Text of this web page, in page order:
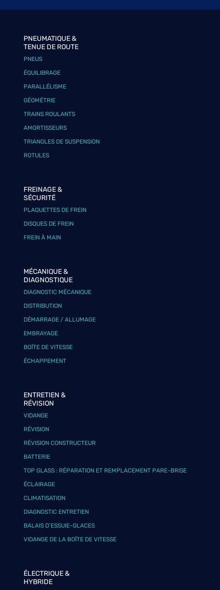
PNEUMATIQUE &
TENUE DE ROUTE
PNEUS
ÉQUILIBRAGE
PARALLÉLISME
GÉOMÉTRIE
TRAINS ROULANTS
AMORTISSEURS
TRIANGLES DE SUSPENSION
ROTULES
FREINAGE &
SÉCURITÉ
PLAQUETTES DE FREIN
DISQUES DE FREIN
FREIN À MAIN
MÉCANIQUE &
DIAGNOSTIQUE
DIAGNOSTIC MÉCANIQUE
DISTRIBUTION
DÉMARRAGE / ALLUMAGE
EMBRAYAGE
BOÎTE DE VITESSE
ÉCHAPPEMENT
ENTRETIEN &
RÉVISION
VIDANGE
RÉVISION
RÉVISION CONSTRUCTEUR
BATTERIE
TOP GLASS : RÉPARATION ET REMPLACEMENT PARE-BRISE
ÉCLAIRAGE
CLIMATISATION
DIAGNOSTIC ENTRETIEN
BALAIS D’ESSUIE-GLACES
VIDANGE DE LA BOÎTE DE VITESSE
ÉLECTRIQUE &
HYBRIDE